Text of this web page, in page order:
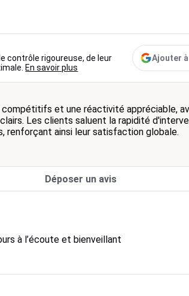
contrôle rigoureuse, de leur
En savoir plus
Ajouter
et une réactivité appréciable,
Les clients saluent la rapidité
renforçant ainsi leur satisfaction globale.
Déposer un avis
à l’écoute et bienveillant